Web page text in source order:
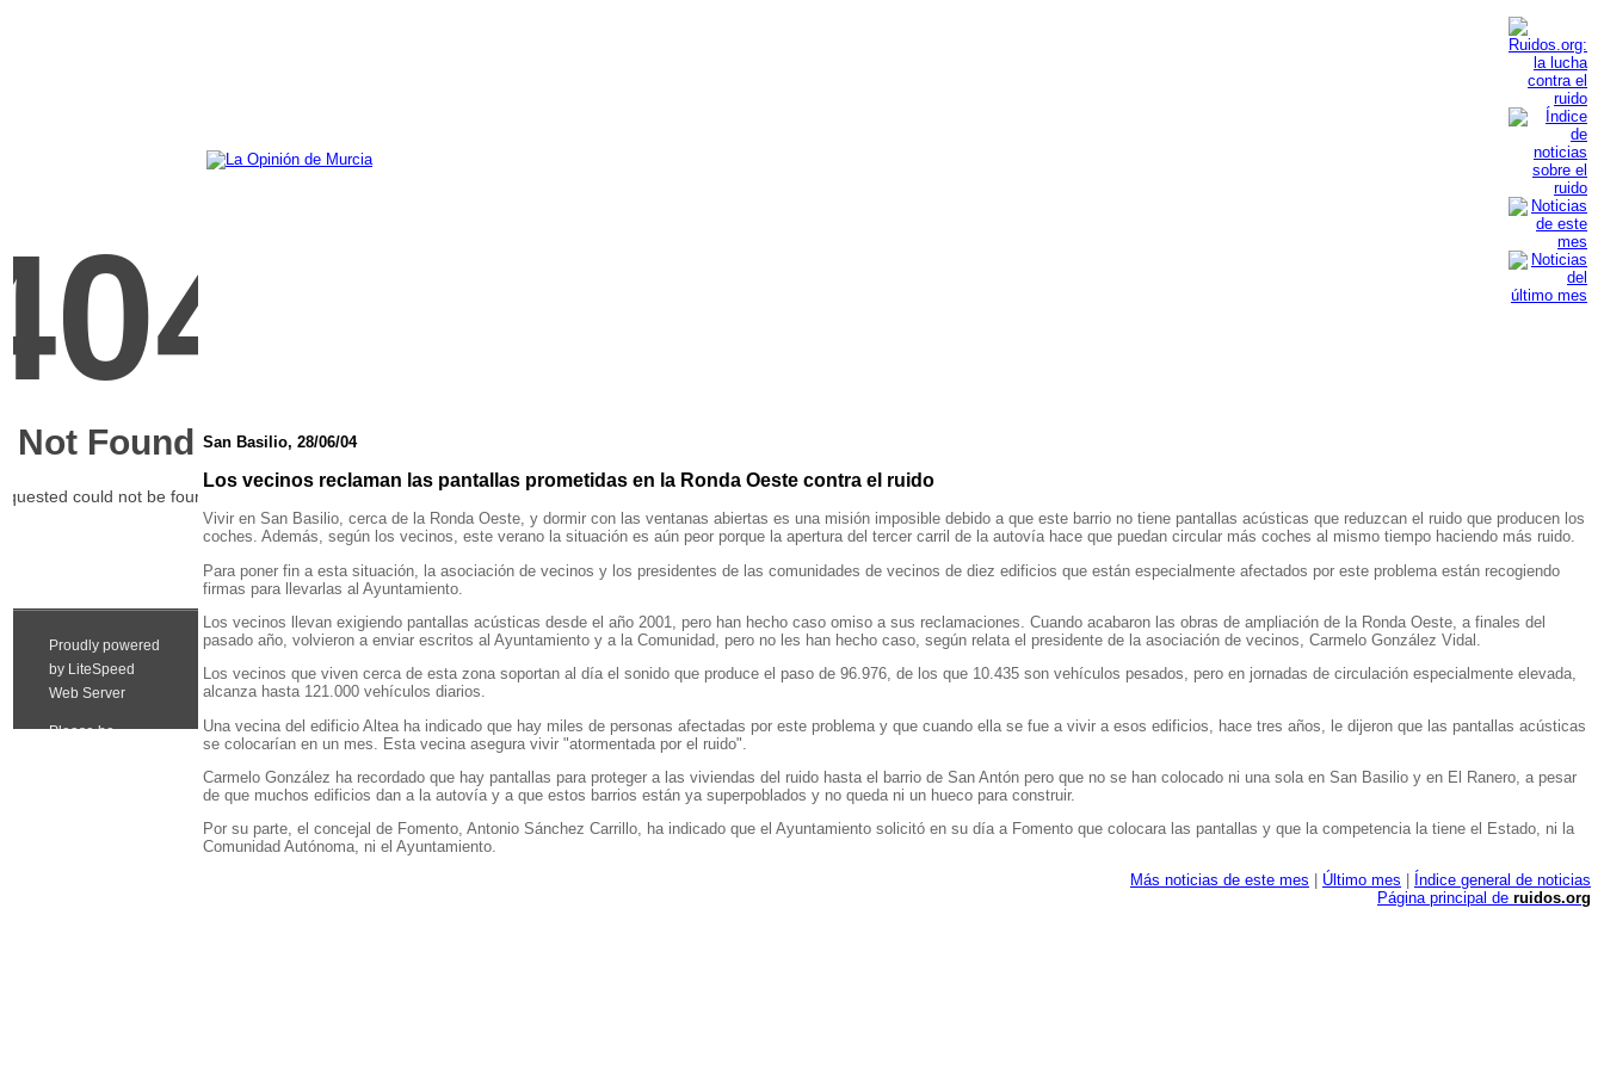
San Basilio, 28/06/04
Los vecinos reclaman las pantallas prometidas en la Ronda Oeste contra el ruido
Vivir en San Basilio, cerca de la Ronda Oeste, y dormir con las ventanas abiertas es una misión imposible debido a que este barrio no tiene pantallas acústicas que reduzcan el ruido que producen los
coches. Además, según los vecinos, este verano la situación es aún peor porque la apertura del tercer carril de la autovía hace que puedan circular más coches al mismo tiempo haciendo más ruido.
Para poner fin a esta situación, la asociación de vecinos y los presidentes de las comunidades de vecinos de diez edificios que están especialmente afectados por este problema están recogiendo
firmas para llevarlas al Ayuntamiento.
Los vecinos llevan exigiendo pantallas acústicas desde el año 2001, pero han hecho caso omiso a sus reclamaciones. Cuando acabaron las obras de ampliación de la Ronda Oeste, a finales del
pasado año, volvieron a enviar escritos al Ayuntamiento y a la Comunidad, pero no les han hecho caso, según relata el presidente de la asociación de vecinos, Carmelo González Vidal.
Los vecinos que viven cerca de esta zona soportan al día el sonido que produce el paso de 96.976, de los que 10.435 son vehículos pesados, pero en jornadas de circulación especialmente elevada,
alcanza hasta 121.000 vehículos diarios.
Una vecina del edificio Altea ha indicado que hay miles de personas afectadas por este problema y que cuando ella se fue a vivir a esos edificios, hace tres años, le dijeron que las pantallas acústicas
se colocarían en un mes. Esta vecina asegura vivir "atormentada por el ruido".
Carmelo González ha recordado que hay pantallas para proteger a las viviendas del ruido hasta el barrio de San Antón pero que no se han colocado ni una sola en San Basilio y en El Ranero, a pesar
de que muchos edificios dan a la autovía y a que estos barrios están ya superpoblados y no queda ni un hueco para construir.
Por su parte, el concejal de Fomento, Antonio Sánchez Carrillo, ha indicado que el Ayuntamiento solicitó en su día a Fomento que colocara las pantallas y que la competencia la tiene el Estado, ni la
Comunidad Autónoma, ni el Ayuntamiento.
Más noticias de este mes
Último mes
Índice general de noticias
Página principal de ruidos.org